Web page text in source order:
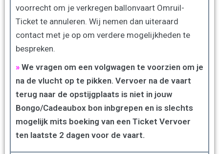
voorrecht om je verkregen ballonvaart Omruil-
Ticket te annuleren. Wij nemen dan uiteraard
contact met je op om verdere mogelijkheden te
bespreken.
» We vragen om een volgwagen te voorzien om je
na de vlucht op te pikken. Vervoer na de vaart
terug naar de opstijgplaats is niet in jouw
Bongo/Cadeaubox bon inbgrepen en is slechts
mogelijk mits boeking van een Ticket Vervoer
ten laatste 2 dagen voor de vaart.